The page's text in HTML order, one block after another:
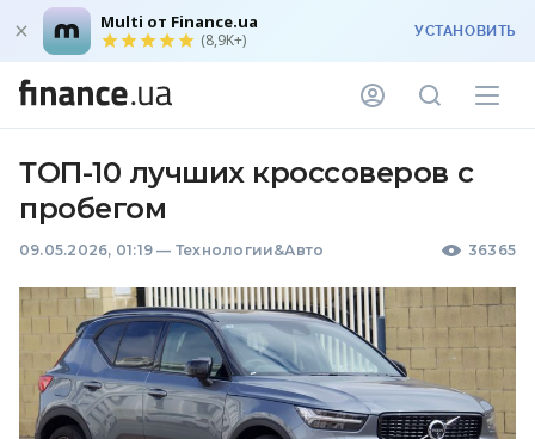
Multi от Finance.ua
(8,9K+) УСТАНОВИТЬ
ТОП-10 лучших кроссоверов с
пробегом
09.05.2026, 01:19 — Технологии&Авто 36365